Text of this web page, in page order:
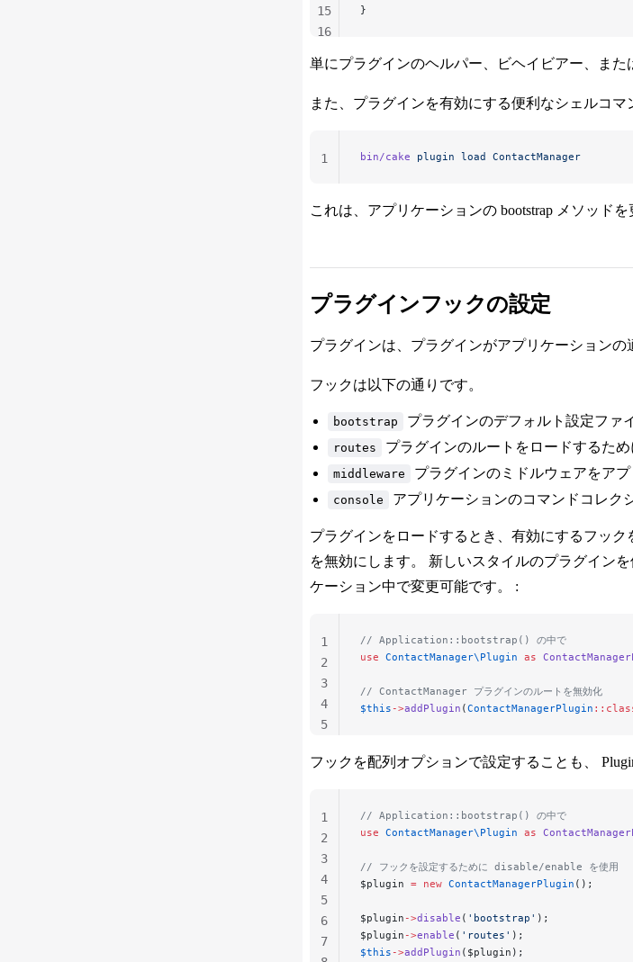
}
15
16
18
単にプラグインのヘルパー、ビヘイビアー、ま
また、プラグインを有効にする便利なシェルコ
bin/cake plugin load ContactManager
1
これは、アプリケーションの bootstrap メソッド
プラグインフックの設定
プラグインは、プラグインがアプリケーション
フックは以下の通りです。
bootstrap プラグインのデフォルト設定ファ
routes プラグインのルートをロードするた
middleware プラグインのミドルウェアをア
console アプリケーションのコマンドコレク
プラグインをロードするとき、有効にするフック
を無効にします。 新しいスタイルのプラグイン
ケーション中で変更可能です。 :
// Application::bootstrap() の中で
use ContactManager\Plugin as
// ContactManager プラグインのルートを無効化
$this ->addPlugin (ContactManagerPlugin
1
2
3
4
5
フックを配列オプションで設定することも、
// Application::bootstrap() の中で
use ContactManager\Plugin as
// フックを設定するために disable/enable を使用
$plugin = new ContactManagerPlugin ();
$plugin ->disable ( 'bootstrap' );
$plugin ->enable ( 'routes' );
$this ->addPlugin ($plugin);
1
2
3
4
5
6
7